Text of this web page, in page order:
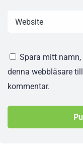
Spara mitt
denna webbläsare
kommentar.